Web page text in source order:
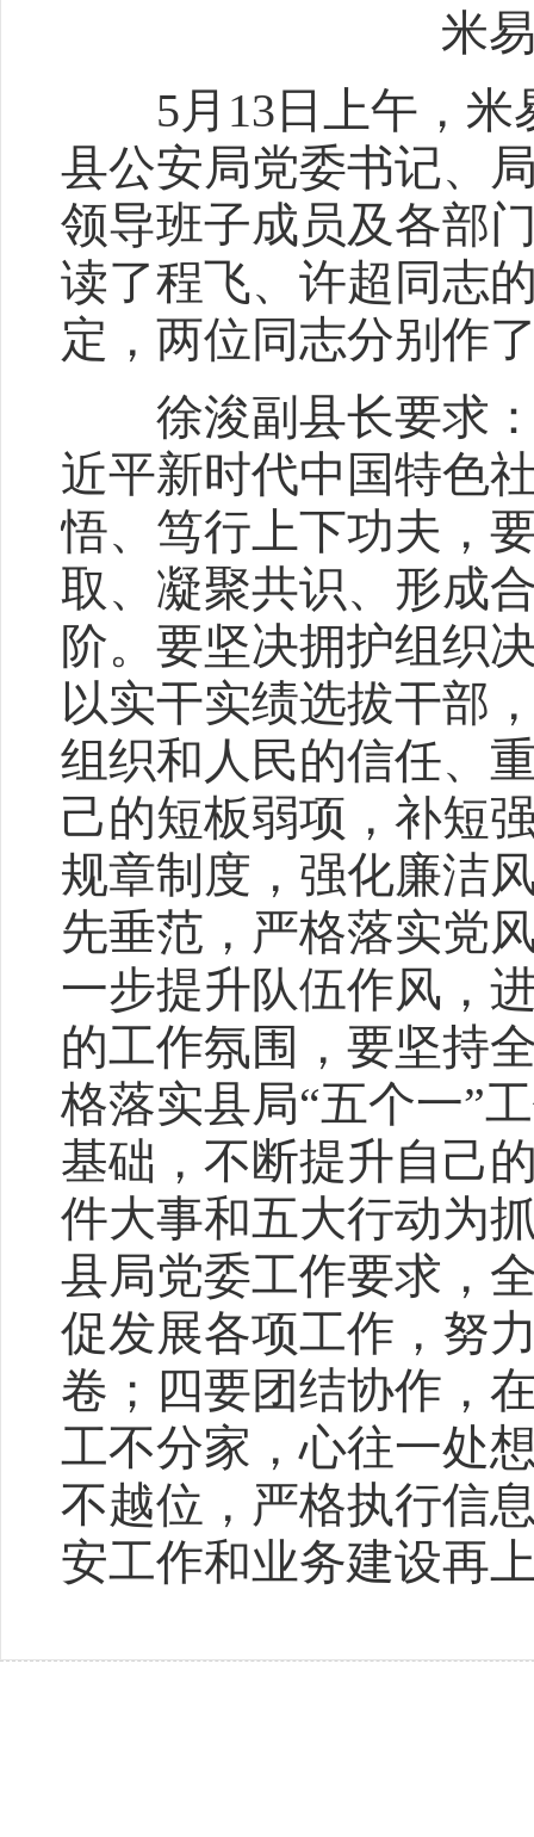
米易
5月13日上午，米
县公安局党委书记、
领导班子成员及各部
读了程飞、许超同志
定，两位同志分别作
徐浚副县长要求：
近平新时代中国特色
悟、笃行上下功夫，
取、凝聚共识、形成
阶。要坚决拥护组织
以实干实绩选拔干部
组织和人民的信任、
己的短板弱项，补短
规章制度，强化廉洁
先垂范，严格落实党
一步提升队伍作风，
的工作氛围，要坚持
格落实县局“五个一”
基础，不断提升自己
件大事和五大行动为
县局党委工作要求，
促发展各项工作，努
卷；四要团结协作，
工不分家，心往一处
不越位，严格执行信
安工作和业务建设再